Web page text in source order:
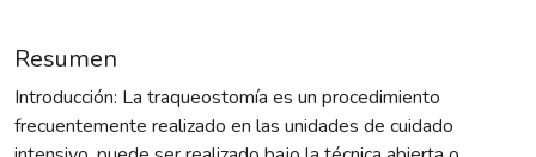
Resumen
Introducción: La traqueostomía es un procedimiento
frecuentemente realizado en las unidades de cuidado